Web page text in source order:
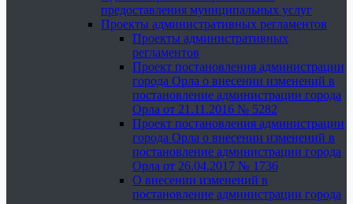
предоставления муниципальных услуг
Проекты административных регламентов
Проекты административных
регламентов
Проект постановления администрации
города Орла о внесении изменений в
постановление администрации города
Орла от 21.11.2016 № 5282
Проект постановления администрации
города Орла о внесении изменений в
постановление администрации города
Орла от 26.04.2017 № 1736
О внесении изменений в
постановление администрации города